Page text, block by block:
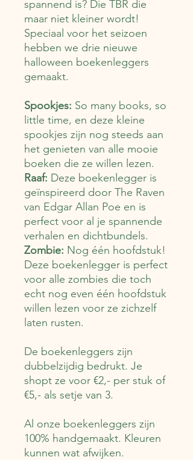
spannend is? Die TBR die
maar niet kleiner wordt!
Speciaal voor het seizoen
hebben we drie nieuwe
halloween boekenleggers
gemaakt.
Spookjes: So many books, so
little time, en deze kleine
spookjes zijn nog steeds aan
het genieten van alle mooie
boeken die ze willen lezen.
Raaf: Deze boekenlegger is
geïnspireerd door The Raven
van Edgar Allan Poe en is
perfect voor al je spannende
verhalen en dichtbundels.
Zombie: Nog één hoofdstuk!
Deze boekenlegger is perfect
voor alle zombies die toch
echt nog even één hoofdstuk
willen lezen voor ze zichzelf
laten rusten.
De boekenleggers zijn
dubbelzijdig bedrukt. Je
shopt ze voor €2,- per stuk of
€5,- als setje van 3.
Al onze boekenleggers zijn
100% handgemaakt. Kleuren
kunnen wat afwijken.